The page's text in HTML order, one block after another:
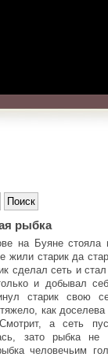
рыбка
на Буяне стояла
жили старик да
сделал сеть и
и добывал
старик свою
как доселева
а сеть
зато рыбка не
человечьим